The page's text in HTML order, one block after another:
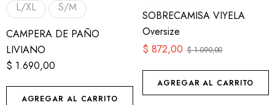
L/XL
S/M
CAMPERA DE PAÑO
LIVIANO
$ 1.690,00
AGREGAR AL CARRITO
SOBRECAMISA VIYELA
Oversize
$1.090,00
$ 872,00
AGREGAR AL CARRITO